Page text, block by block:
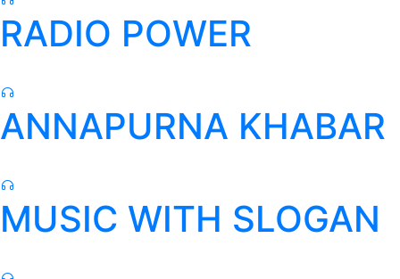
RADIO POWER
ANNAPURNA KHABAR
MUSIC WITH SLOGAN